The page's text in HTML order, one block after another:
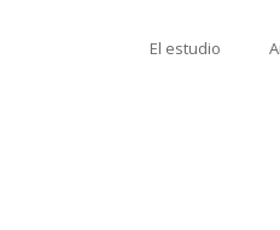
El estudio